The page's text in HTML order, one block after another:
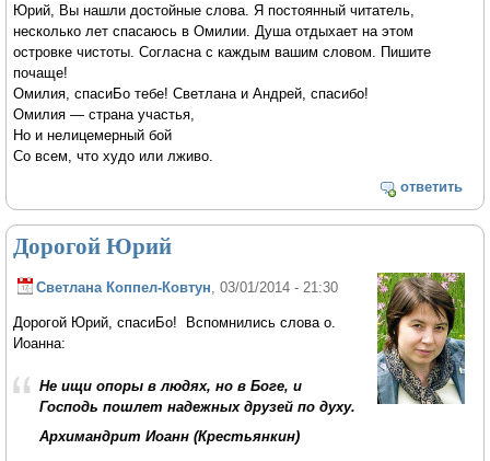
Юрий, Вы нашли достойные слова. Я постоянный читатель,
несколько лет спасаюсь в Омилии. Душа отдыхает на этом
островке чистоты. Согласна с каждым вашим словом. Пишите
почаще!
Омилия, спасиБо тебе! Светлана и Андрей, спасибо!
Омилия — страна участья,
Но и нелицемерный бой
Со всем, что худо или лживо.
ответить
Дорогой Юрий
Светлана Коппел-Ковтун , 03/01/2014 - 21:30
Дорогой Юрий, спасиБо! Вспомнились слова о.
Иоанна:
Не ищи опоры в людях, но в Боге, и
Господь пошлет надежных друзей по духу.
Архимандрит Иоанн (Крестьянкин)